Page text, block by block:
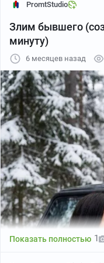
В Телеграм - файлы
некрасиво,
Несерьезно как-то.
PromtStudio
Злим бывшего
минуту)
6 месяцев назад
Показать полностью 1